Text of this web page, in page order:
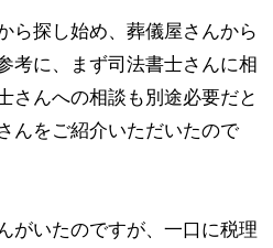
ら探し始め、葬儀屋さんから
考に、まず司法書士さんに相
さんへの相談も別途必要だと
んをご紹介いただいたので
がいたのですが、一口に税理